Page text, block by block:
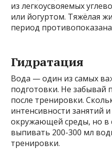
из легкоусвояемых
или йогуртом. Тяжёлая
период
Гидратация
Вода — один из самых
подготовки. Не забывай
после тренировки.
интенсивности занятий
окружающей среды, но в
выпивать 200-300 мл
тренировки.